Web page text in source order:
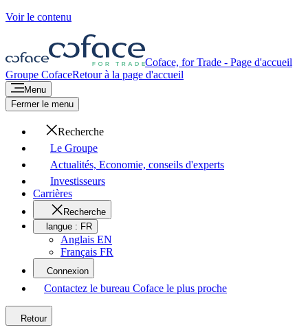
Voir le contenu
Coface, for Trade - Page d'accueil
Groupe CofaceRetour à la page d'accueil
Menu
Fermer le menu
Recherche
Le Groupe
Actualités, Economie, conseils d'experts
Investisseurs
Carrières
Recherche
langue : FR
Anglais EN
Français FR
Connexion
Contactez le bureau Coface le plus proche
Retour